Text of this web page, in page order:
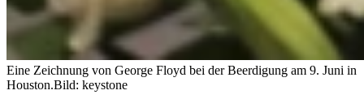
Eine Zeichnung von George Floyd bei der Beerdigung am 9. Juni in
Houston.Bild: keystone